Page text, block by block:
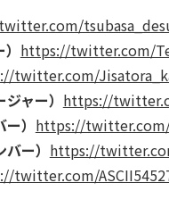
https://twitter.com/
twitter.com/
ャー） https://
） https://
ー） https://
twitter.com/